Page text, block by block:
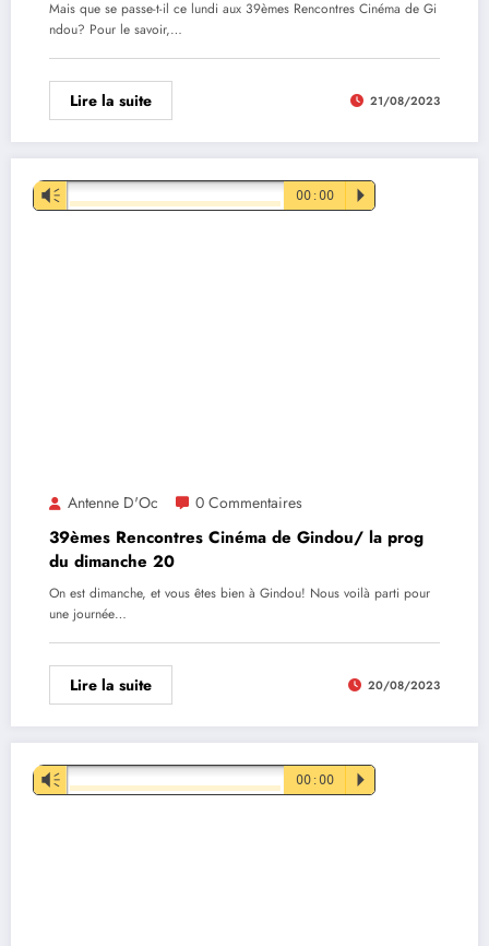
Mais que se passe-t-il ce lundi aux 39èmes Rencontres Cinéma de Gi
ndou? Pour le savoir,…
Lire la suite 21/08/2023
Lecteur
audio
Vm 00:00 P
Antenne D'Oc 0 Commentaires
39èmes Rencontres Cinéma de Gindou/ la prog
du dimanche 20
On est dimanche, et vous êtes bien à Gindou! Nous voilà parti pour
une journée…
Lire la suite 20/08/2023
Lecteur
audio
Vm 00:00 P